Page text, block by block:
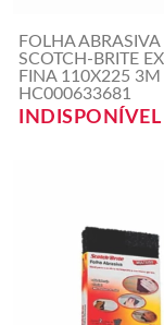
FOLHA ABRASIVA
SCOTCH-BRITE
FINA 110X225 3M
HC000633681
INDISPONÍVEL